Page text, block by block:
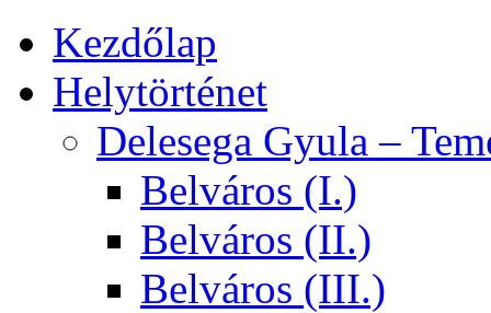
Kezdőlap
Helytörténet
Delesega Gyula –
Belváros (I.)
Belváros (II.)
Belváros (III.)